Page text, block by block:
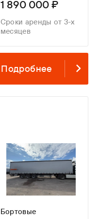
1 890 000 ₽
Сроки аренды от 3-х
месяцев
Подробнее
Бортовые